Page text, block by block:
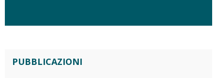
PUBBLICAZIONI